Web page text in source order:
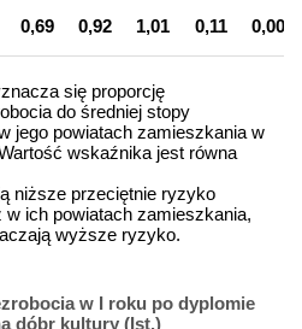
0,69 0,92 1,01 0,11 0,00
się proporcję
do średniej stopy
jego powiatach zamieszkania w
wskaźnika jest równa
niższe przeciętnie ryzyko
ich powiatach zamieszkania,
wyższe ryzyko.
w I roku po dyplomie
dóbr kultury (Ist.)